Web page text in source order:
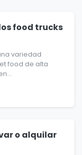
food trucks
variedad
food de alta
o alquilar